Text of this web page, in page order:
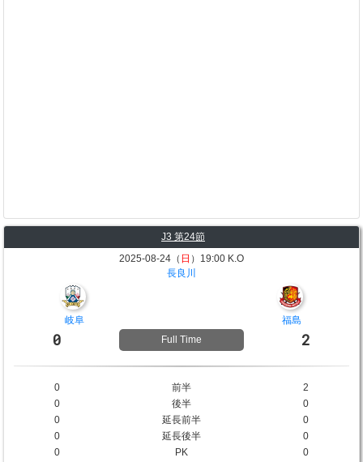
J3 第24節
2025-08-24（ 日 ）19:00 K.O
長良川
岐阜 福島
0 Full Time 2
0 前半
2
0
後半
0
0
延長前半
0
0
延長後半
0
0
PK 0